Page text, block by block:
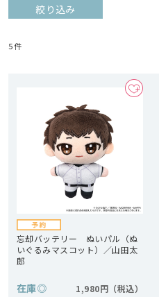
絞り込み
5件
忘却バッテリー ぬいパル（ぬ
いぐるみマスコット）／山田太
郎
在庫◎ 1,980円